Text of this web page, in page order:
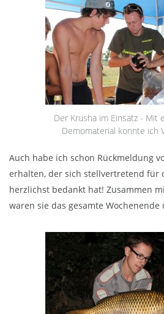
Der Krusha im Einsatz - Mit
Demomaterial konnte ich
Auch habe ich schon Rückmeldung
erhalten, der sich stellvertretend für
herzlichst bedankt hat! Zusammen
waren sie das gesamte